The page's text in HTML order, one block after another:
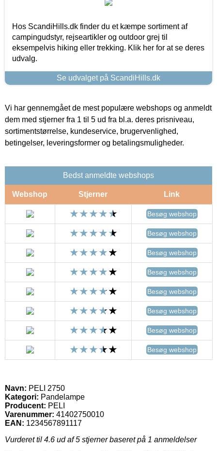
Hos ScandiHills.dk finder du et kæmpe sortiment af
campingudstyr, rejseartikler og outdoor grej til
eksempelvis hiking eller trekking. Klik her for at se deres
udvalg.
Se udvalget på ScandiHills.dk
Vi har gennemgået de mest populære webshops og anmeldt
dem med stjerner fra 1 til 5 ud fra bl.a. deres prisniveau,
sortimentstørrelse, kundeservice, brugervenlighed,
betingelser, leveringsformer og betalingsmuligheder.
Bedst anmeldte webshops
Webshop Stjerner Link
Besøg webshop
Besøg webshop
Besøg webshop
Besøg webshop
Besøg webshop
Besøg webshop
Besøg webshop
Besøg webshop
Navn: PELI 2750
Kategori: Pandelampe
Producent: PELI
Varenummer: 41402750010
EAN: 1234567891117
Vurderet til 4.6 ud af 5 stjerner baseret på 1 anmeldelser